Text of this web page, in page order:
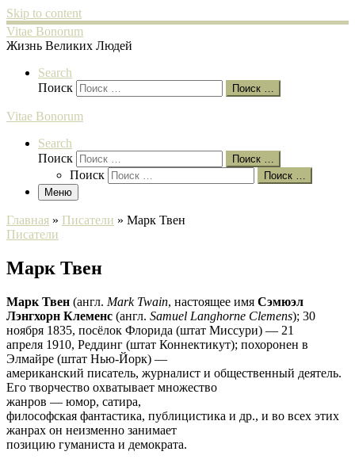
Skip to content
Vitae Bonorum
Жизнь Великих Людей
Search
Поиск
Поиск …
Vitae Bonorum
Search
Поиск
Поиск …
Поиск
Поиск …
Меню
Главная » Писатели » Марк Твен
Писатели
Марк Твен
Марк Твен (англ. Mark Twain, настоящее имя Сэмюэл
Лэнгхорн Клеменс (англ. Samuel Langhorne Clemens); 30
ноября 1835, посёлок Флорида (штат Миссури) — 21
апреля 1910, Реддинг (штат Коннектикут); похоронен в
Элмайре (штат Нью-Йорк) —
американский писатель, журналист и общественный деятель.
Его творчество охватывает множество
жанров — юмор, сатира,
философская фантастика, публицистика и др., и во всех этих
жанрах он неизменно занимает
позицию гуманиста и демократа.